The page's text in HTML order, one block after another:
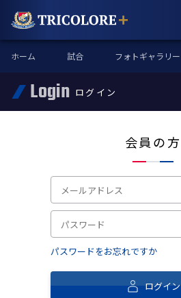
ホーム 試合 フォトギャラリー
Login ログイン
会員の方
パスワードをお忘れですか
ログイン